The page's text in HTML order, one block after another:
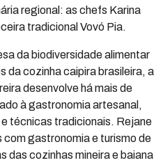
regional: as chefs Karina
tradicional Vovó Pia.
da biodiversidade alimentar
da cozinha caipira brasileira, a
desenvolve há mais de
à gastronomia artesanal,
técnicas tradicionais. Rejane
com gastronomia e turismo de
das cozinhas mineira e baiana